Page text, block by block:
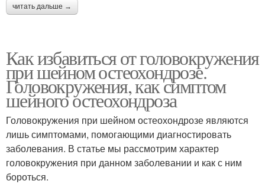
читать дальше →
Как избавиться от головокружения
при шейном остеохондрозе.
Головокружения, как симптом
шейного остеохондроза
Головокружения при шейном остеохондрозе являются
лишь симптомами, помогающими диагностировать
заболевания. В статье мы рассмотрим характер
головокружения при данном заболевании и как с ним
бороться.